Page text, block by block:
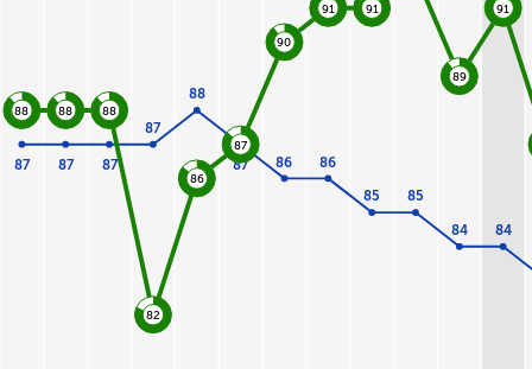
87 87 87
87
88
87 86 86
85 85
84 84
88 88 88
82
86
87
90
91 91
89
91